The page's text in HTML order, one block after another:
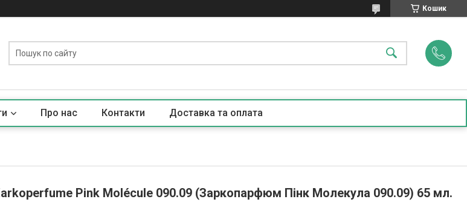
Кошик
Про нас Контакти Доставка та оплата
Pink Molécule 090.09 (Заркопарфюм Пінк Молекула 090.09) 65 мл.